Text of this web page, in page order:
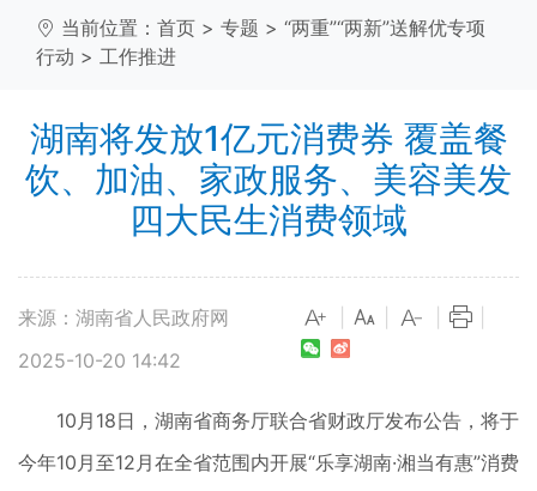
当前位置： 首页 > 专题 > “两重”“两新”送解优专项
行动 > 工作推进
湖南将发放1亿元消费券 覆盖餐
饮、加油、家政服务、美容美发
四大民生消费领域
来源：湖南省人民政府网
2025-10-20 14:42
10月18日，湖南省商务厅联合省财政厅发布公告，将于
今年10月至12月在全省范围内开展“乐享湖南·湘当有惠”消费